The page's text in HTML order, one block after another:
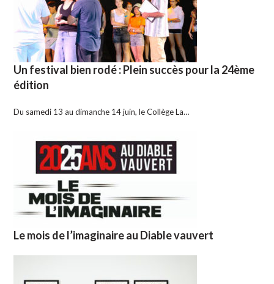
Un festival bien rodé : Plein succès pour la 24ème
édition
Du samedi 13 au dimanche 14 juin, le Collège La…
Le mois de l’imaginaire au Diable vauvert